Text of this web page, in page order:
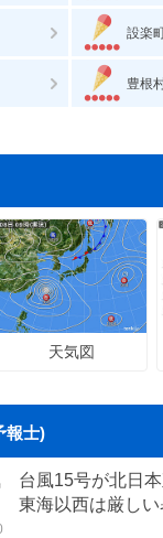
設楽
豊根
天気図
報士)
台風15号が北日
東海以西は厳しい